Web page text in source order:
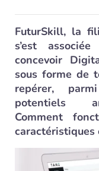
FuturSkill, la
s’est
concevoir
sous forme de
repérer,
potentiels
Comment
caractéristiques